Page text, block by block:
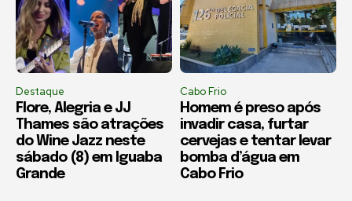
Destaque
Flore, Alegria e JJ
Thames são atrações
do Wine Jazz neste
sábado (8) em Iguaba
Grande
Cabo Frio
Homem é preso após
invadir casa, furtar
cervejas e tentar levar
bomba d’água em
Cabo Frio